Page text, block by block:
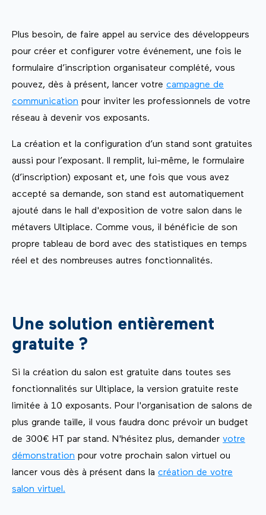
Plus besoin, de faire appel au service des développeurs
pour créer et configurer votre événement, une fois le
formulaire d’inscription organisateur complété, vous
pouvez, dès à présent, lancer votre campagne de
communication pour inviter les professionnels de votre
réseau à devenir vos exposants.
La création et la configuration d’un stand sont gratuites
aussi pour l’exposant. Il remplit, lui-même, le formulaire
(d’inscription) exposant et, une fois que vous avez
accepté sa demande, son stand est automatiquement
ajouté dans le hall d'exposition de votre salon dans le
métavers Ultiplace. Comme vous, il bénéficie de son
propre tableau de bord avec des statistiques en temps
réel et des nombreuses autres fonctionnalités.
Une solution entièrement
gratuite ?
Si la création du salon est gratuite dans toutes ses
fonctionnalités sur Ultiplace, la version gratuite reste
limitée à 10 exposants. Pour l'organisation de salons de
plus grande taille, il vous faudra donc prévoir un budget
de 300€ HT par stand. N'hésitez plus, demander votre
démonstration pour votre prochain salon virtuel ou
lancer vous dès à présent dans la création de votre
salon virtuel.